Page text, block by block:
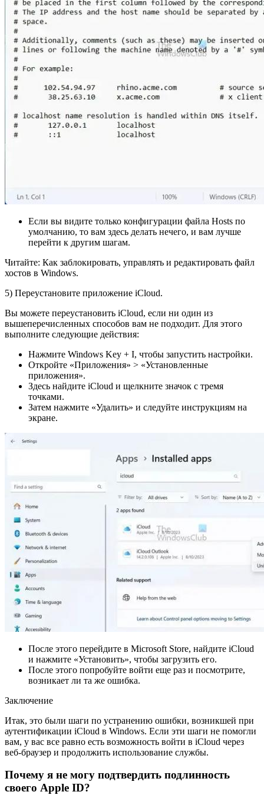
Если вы видите только конфигурации файла Hosts по
умолчанию, то вам здесь делать нечего, и вам лучше
перейти к другим шагам.
Читайте: Как заблокировать, управлять и редактировать файл
хостов в Windows.
5) Переустановите приложение iCloud.
Вы можете переустановить iCloud, если ни один из
вышеперечисленных способов вам не подходит. Для этого
выполните следующие действия:
Нажмите Windows Key + I, чтобы запустить настройки.
Откройте «Приложения» > «Установленные
приложения».
Здесь найдите iCloud и щелкните значок с тремя
точками.
Затем нажмите «Удалить» и следуйте инструкциям на
экране.
После этого перейдите в Microsoft Store, найдите iCloud
и нажмите «Установить», чтобы загрузить его.
После этого попробуйте войти еще раз и посмотрите,
возникает ли та же ошибка.
Заключение
Итак, это были шаги по устранению ошибки, возникшей при
аутентификации iCloud в Windows. Если эти шаги не помогли
вам, у вас все равно есть возможность войти в iCloud через
веб-браузер и продолжить использование службы.
Почему я не могу подтвердить подлинность
своего Apple ID?